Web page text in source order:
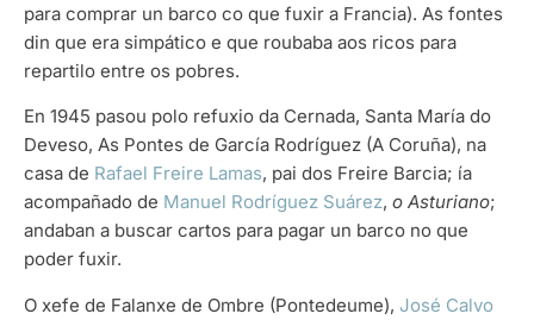
para comprar un barco co que fuxir a Francia). As fontes
din que era simpático e que roubaba aos ricos para
repartilo entre os pobres.
En 1945 pasou polo refuxio da Cernada, Santa María do
Deveso, As Pontes de García Rodríguez (A Coruña), na
casa de Rafael Freire Lamas, pai dos Freire Barcia; ía
acompañado de Manuel Rodríguez Suárez, o Asturiano;
andaban a buscar cartos para pagar un barco no que
poder fuxir.
O xefe de Falanxe de Ombre (Pontedeume), José Calvo